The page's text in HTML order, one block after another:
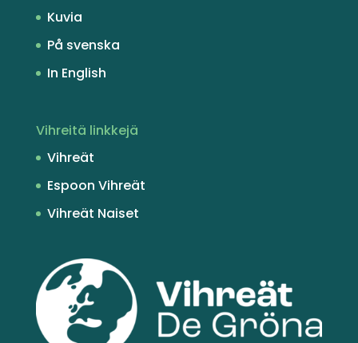
Kuvia
På svenska
In English
Vihreitä linkkejä
Vihreät
Espoon Vihreät
Vihreät Naiset